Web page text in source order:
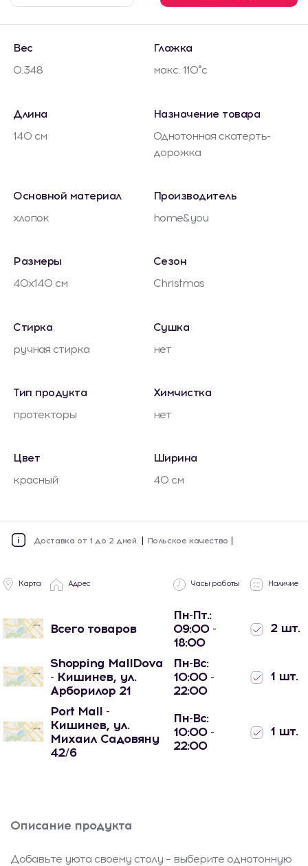
Вес
0.348
Глажка
макс. 110°c
Длина
140 см
Назначение товара
Однотонная скатерть-
дорожка
Основной материал
хлопок
Производитель
home&you
Размеры
40x140 см
Сезон
Christmas
Стирка
ручная стирка
Сушка
нет
Тип продукта
протекторы
Химчистка
нет
Цвет
красный
Ширина
40 см
Доставка от 1 до 2 дней. Польское качество
Карта Адрес Часы работы Наличие
Всего товаров
Пн-Пт.:
09:00 -
18:00
2 шт.
Shopping MallDova
- Кишинев, ул.
Арборилор 21
Пн-Вс:
10:00 -
22:00
1 шт.
Port Mall -
Кишинев, ул.
Михаил Садовяну
42/6
Пн-Вс:
10:00 -
22:00
1 шт.
Описание продукта
Добавьте уюта своему столу – выберите однотонную